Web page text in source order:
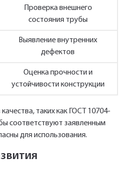
Проверка внешнего
состояния трубы
Выявление внутренних
дефектов
Оценка прочности и
устойчивости конструкции
таких как ГОСТ 10704-
соответствуют заявленным
для использования.